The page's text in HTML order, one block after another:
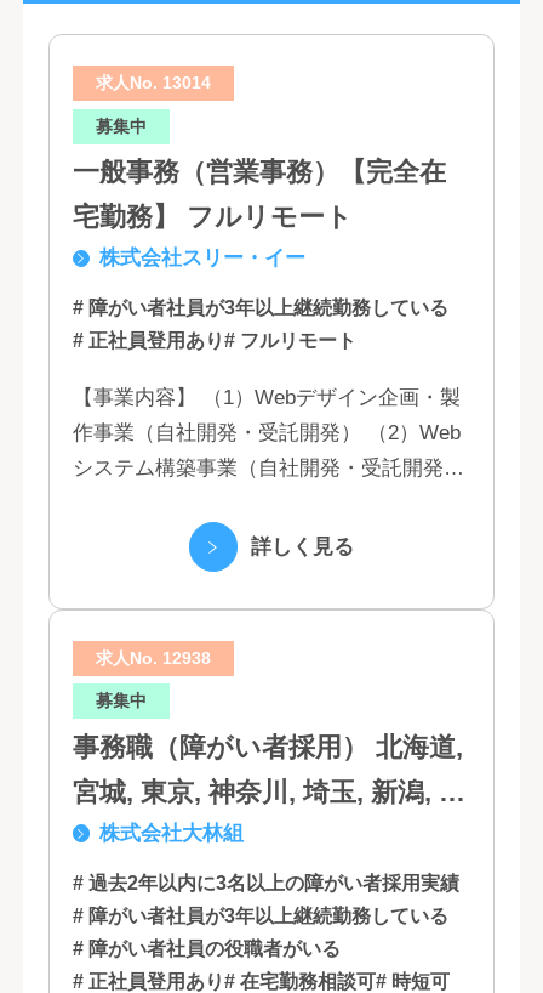
求人No. 13014
募集中
一般事務（営業事務）【完全在
宅勤務】 フルリモート
株式会社スリー・イー
# 障がい者社員が3年以上継続勤務している
# 正社員登用あり# フルリモート
【事業内容】 （1）Webデザイン企画・製
作事業（自社開発・受託開発） （2）Web
システム構築事業（自社開発・受託開発）
（5）営業代行業務 （6...詳しく見る
求人No. 12938
募集中
事務職（障がい者採用） 北海道,
宮城, 東京, 神奈川, 埼玉, 新潟, 愛
知, 大阪, 京都, 兵庫, 広島, 香川,
福岡
株式会社大林組
# 過去2年以内に3名以上の障がい者採用実績
# 障がい者社員が3年以上継続勤務している
# 障がい者社員の役職者がいる
# 正社員登用あり# 在宅勤務相談可# 時短可